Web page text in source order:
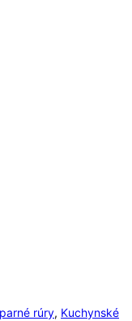
rúry, Kuchynské